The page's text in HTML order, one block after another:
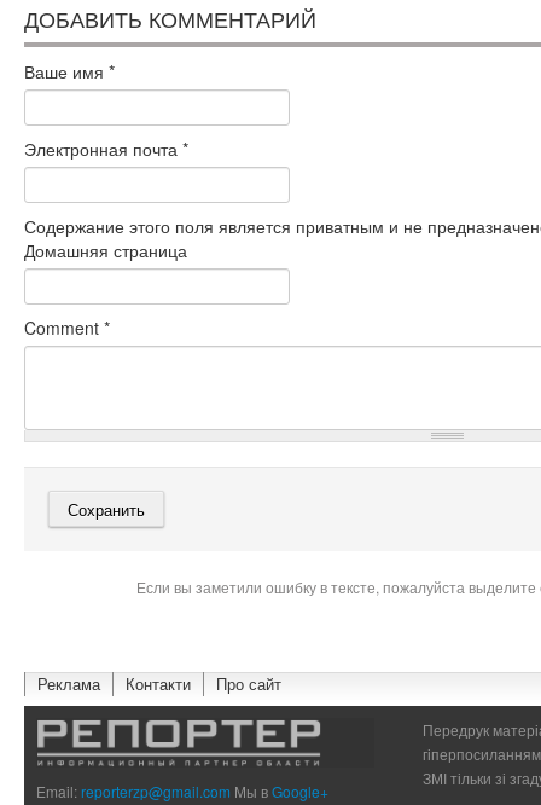
ДОБАВИТЬ КОММЕНТАРИЙ
Ваше имя *
Электронная почта *
Содержание этого поля является приватным и не
Домашняя страница
Comment *
Если вы заметили ошибку в тексте, пожалуйста
Реклама Контакти Про сайт
Email:reporterzp@gmail.com Мы вGoogle+
Передрук
ЗМІ тільки зі